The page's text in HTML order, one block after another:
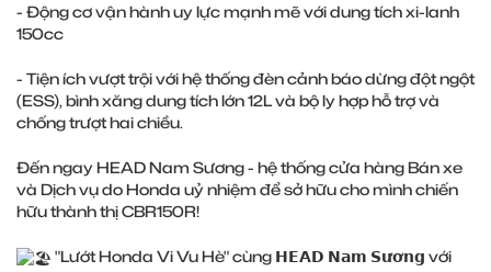
- Động cơ vận hành uy lực mạnh mẽ với dung tích xi-lanh
150cc
- Tiện ích vượt trội với hệ thống đèn cảnh báo dừng đột ngột
(ESS), bình xăng dung tích lớn 12L và bộ ly hợp hỗ trợ và
chống trượt hai chiều.
Đến ngay HEAD Nam Sương - hệ thống cửa hàng Bán xe
và Dịch vụ do Honda uỷ nhiệm để sở hữu cho mình chiến
hữu thành thị CBR150R!
"Lướt Honda Vi Vu Hè" cùng 𝗛𝗘𝗔𝗗 𝗡𝗮𝗺 𝗦𝘂̛𝗼̛𝗻𝗴 với